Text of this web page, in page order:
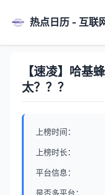
热点日历 - 互联
【速凌】哈基
太？？？
上榜时间：
上榜时长：
平台信息：
是否多平台：